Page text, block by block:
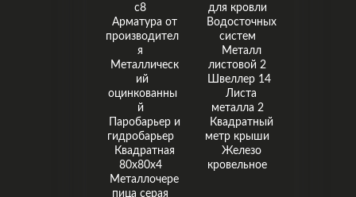
с8
Арматура от
производител
я
Металлическ
ий
оцинкованны
й
Паробарьер и
гидробарьер
Квадратная
80х80х4
Металлочере
пица серая
для кровли
Водосточных
систем
Металл
листовой 2
Швеллер 14
Листа
металла 2
Квадратный
метр крыши
Железо
кровельное